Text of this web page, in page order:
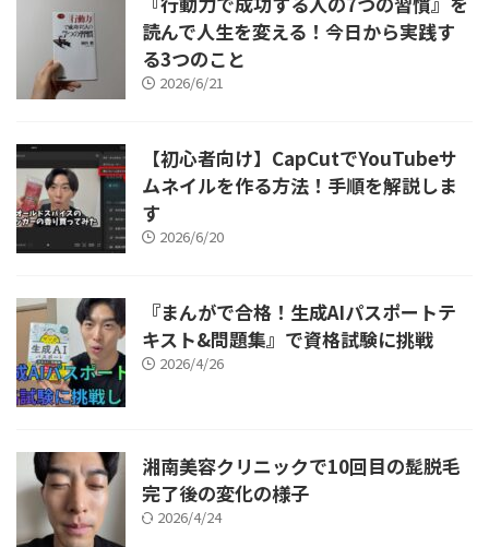
読んで人生を変える！今日から実践す
る3つのこと
2026/6/21
【初心者向け】CapCutでYouTubeサ
ムネイルを作る方法！手順を解説しま
す
2026/6/20
『まんがで合格！生成AIパスポートテ
キスト&問題集』で資格試験に挑戦
2026/4/26
湘南美容クリニックで10回目の髭脱毛
完了後の変化の様子
2026/4/24